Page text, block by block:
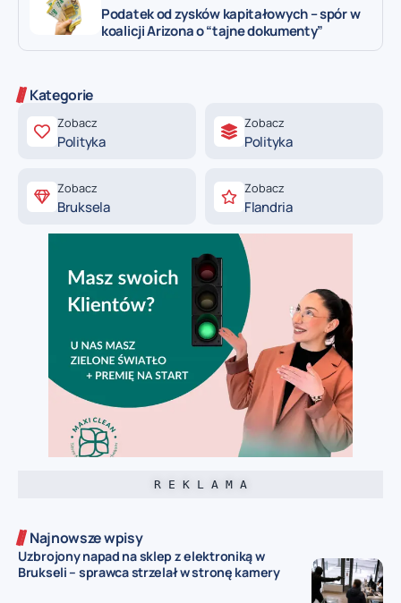
Podatek od zysków kapitałowych – spór w
koalicji Arizona o “tajne dokumenty”
Kategorie
Zobacz
Polityka
Zobacz
Polityka
Zobacz
Bruksela
Zobacz
Flandria
R E K L A M A
Najnowsze wpisy
Uzbrojony napad na sklep z elektroniką w
Brukseli – sprawca strzelał w stronę kamery